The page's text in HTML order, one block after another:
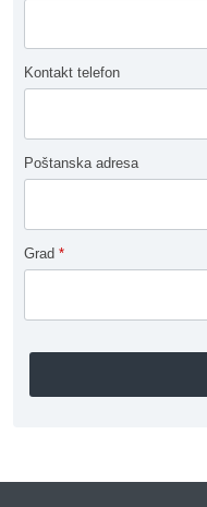
Kontakt telefon
Poštanska adresa
Grad *